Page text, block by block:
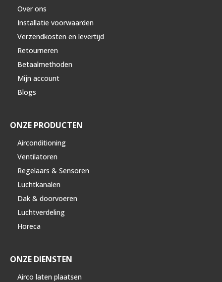
Over ons
Installatie voorwaarden
Verzendkosten en levertijd
Retourneren
Betaalmethoden
Mijn account
Blogs
ONZE PRODUCTEN
Airconditioning
Ventilatoren
Regelaars & Sensoren
Luchtkanalen
Dak & doorvoeren
Luchtverdeling
Horeca
ONZE DIENSTEN
Airco laten plaatsen